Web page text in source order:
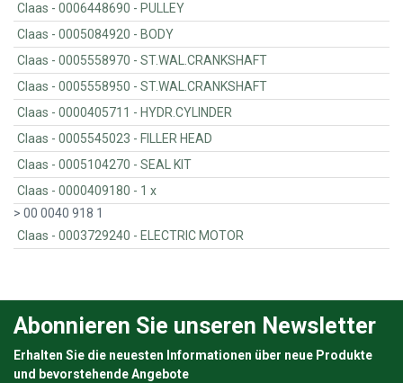
Claas - 0006448690 - PULLEY
Claas - 0005084920 - BODY
Claas - 0005558970 - ST.WAL.CRANKSHAFT
Claas - 0005558950 - ST.WAL.CRANKSHAFT
Claas - 0000405711 - HYDR.CYLINDER
Claas - 0005545023 - FILLER HEAD
Claas - 0005104270 - SEAL KIT
Claas - 0000409180 - 1 x
> 00 0040 918 1
Claas - 0003729240 - ELECTRIC MOTOR
Abonnieren Sie unseren Newsletter
Erhalten Sie die neuesten Informationen über neue Produkte
und bevorstehende Angebote